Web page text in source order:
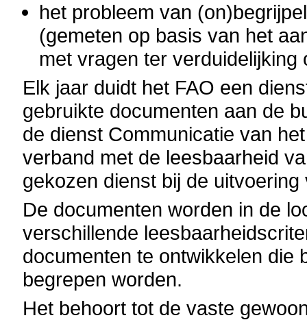
het probleem van
(gemeten op basis van het
met vragen ter
Elk jaar duidt het FAO een
gebruikte documenten aan de
de dienst Communicatie van
verband met de leesbaarheid
gekozen dienst bij de
De documenten worden in de
verschillende
documenten te ontwikkelen die
begrepen worden.
Het behoort tot de vaste